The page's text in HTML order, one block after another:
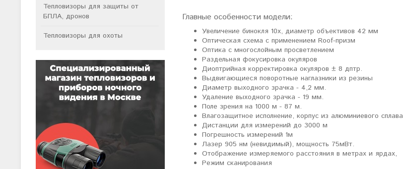
Тепловизоры для защиты от
БПЛА, дронов
Тепловизоры для охоты
Главные особенности модели:
Увеличение бинокля 10х, диаметр объективов 42 мм
Оптическая схема с применением Roof-призм
Оптика с многослойным просветлением
Раздельная фокусировка окуляров
Диоптрийная корректировка окуляров ± 8 дптр.
Выдвигающиеся поворотные наглазники из резины
Диаметр выходного зрачка - 4,2 мм.
Удаление выходного зрачка - 19 мм.
Поле зрения на 1000 м - 87 м.
Влагозащитное исполнение, корпус из алюминиевого сплава
Дистанции для измерений до 3000 м
Погрешность измерений 1м
Лазер 905 нм (невидимый), мощность 75мВт.
Отображение измеряемого расстояния в метрах и ярдах,
Режим сканирования